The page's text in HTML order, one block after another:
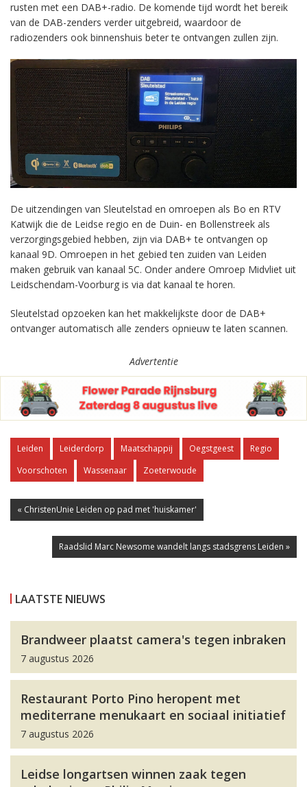
rusten met een DAB+-radio. De komende tijd wordt het bereik
van de DAB-zenders verder uitgebreid, waardoor de
radiozenders ook binnenshuis beter te ontvangen zullen zijn.
De uitzendingen van Sleutelstad en omroepen als Bo en RTV
Katwijk die de Leidse regio en de Duin- en Bollenstreek als
verzorgingsgebied hebben, zijn via DAB+ te ontvangen op
kanaal 9D. Omroepen in het gebied ten zuiden van Leiden
maken gebruik van kanaal 5C. Onder andere Omroep Midvliet uit
Leidschendam-Voorburg is via dat kanaal te horen.
Sleutelstad opzoeken kan het makkelijkste door de DAB+
ontvanger automatisch alle zenders opnieuw te laten scannen.
Advertentie
Leiden Leiderdorp Maatschappij Oegstgeest
Regio
Voorschoten
Wassenaar Zoeterwoude
« ChristenUnie Leiden op pad met 'huiskamer'
Raadslid Marc Newsome wandelt langs stadsgrens Leiden »
LAATSTE NIEUWS
Brandweer plaatst camera's tegen inbraken
7 augustus 2026
Restaurant Porto Pino heropent met
mediterrane menukaart en sociaal initiatief
7 augustus 2026
Leidse longartsen winnen zaak tegen